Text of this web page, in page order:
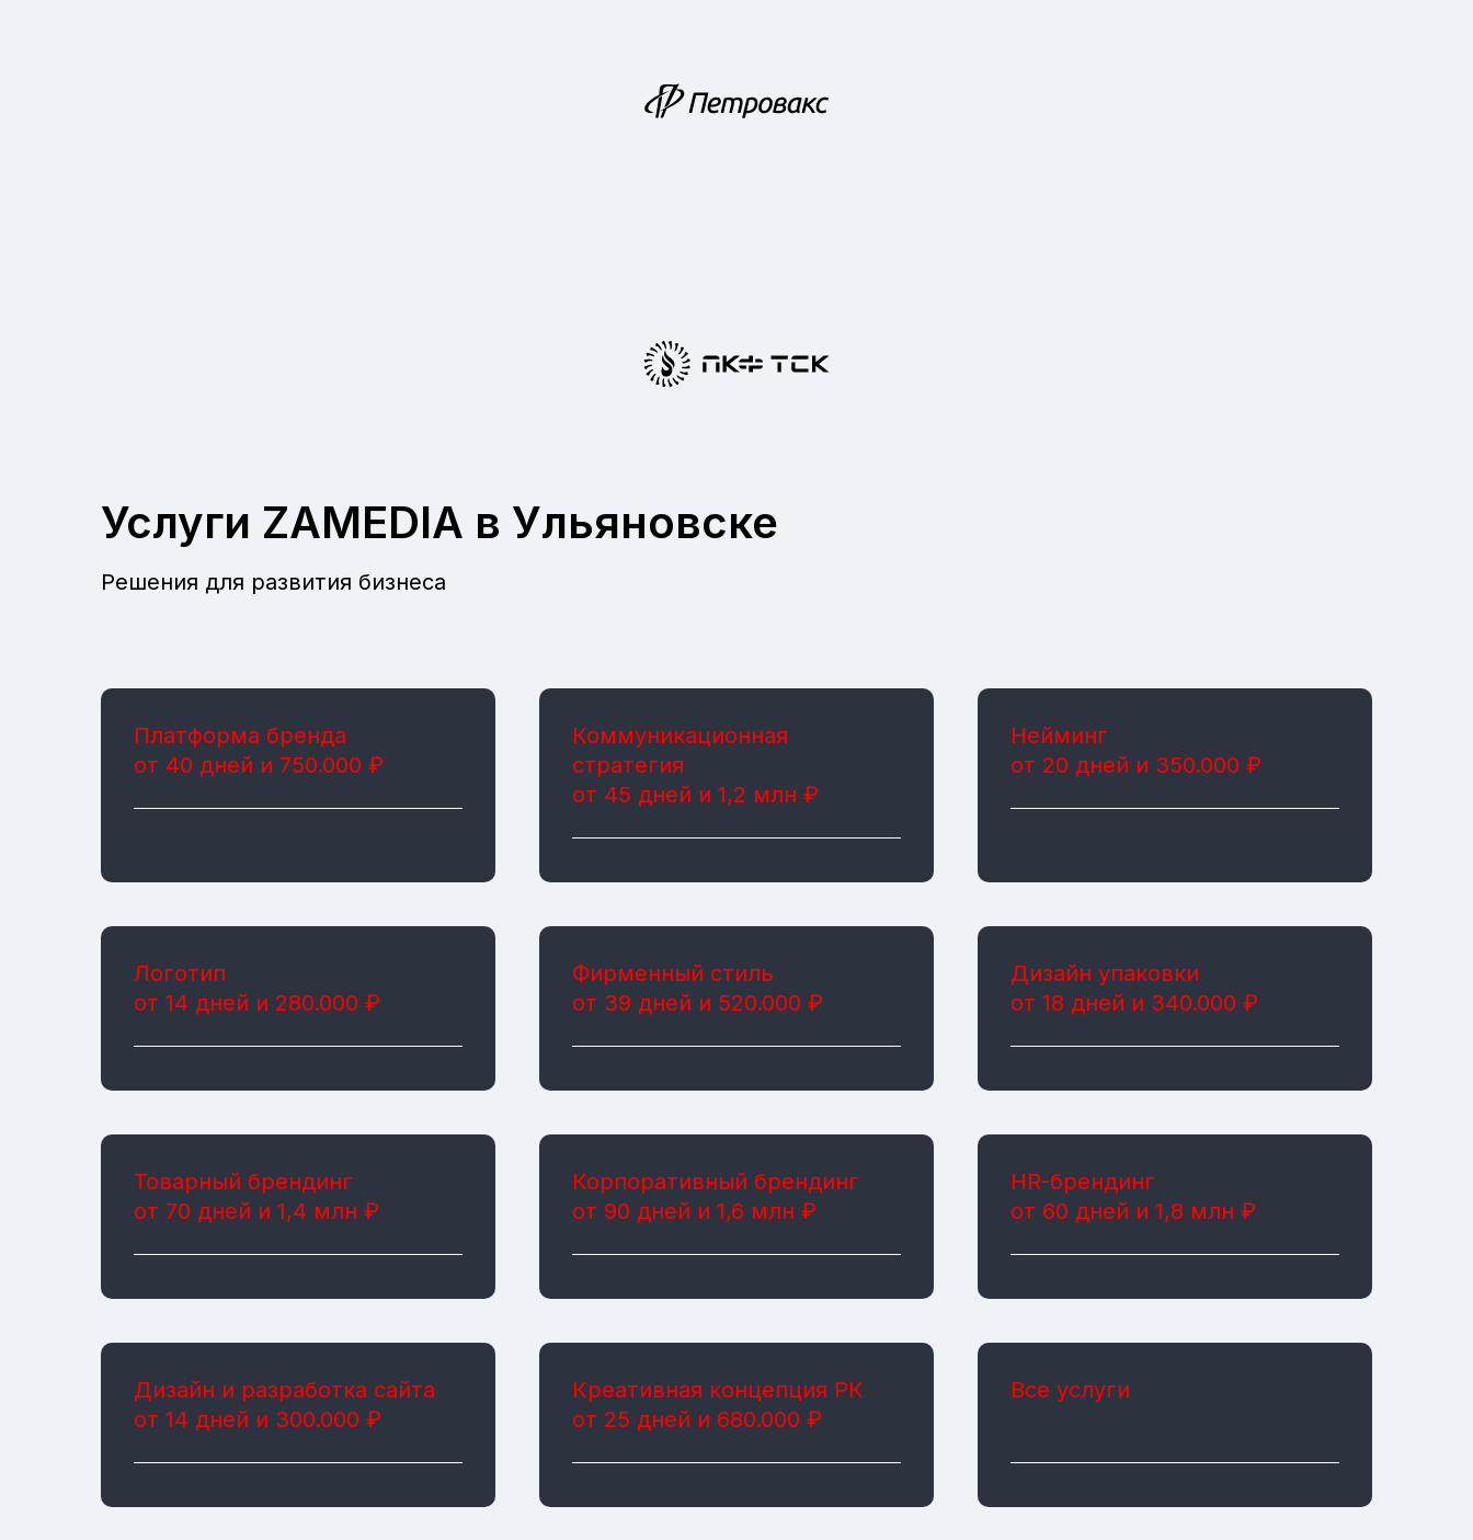
Услуги ZAMEDIA в Ульяновске
Решения для развития бизнеса
Платформа бренда
от 40 дней и 750.000 ₽
Коммуникационная
стратегия
от 45 дней и 1,2 млн ₽
Нейминг
от 20 дней и 350.000 ₽
Логотип
от 14 дней и 280.000 ₽
Фирменный стиль
от 39 дней и 520.000 ₽
Дизайн упаковки
от 18 дней и 340.000 ₽
Товарный брендинг
от 70 дней и 1,4 млн ₽
Корпоративный брендинг
от 90 дней и 1,6 млн ₽
HR-брендинг
от 60 дней и 1,8 млн ₽
Дизайн и разработка сайта
от 14 дней и 300.000 ₽
Креативная концепция РК
от 25 дней и 680.000 ₽
Все услуги